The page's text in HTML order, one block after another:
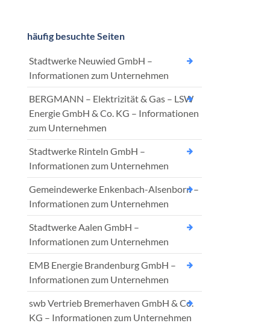
häufig besuchte Seiten
Stadtwerke Neuwied GmbH –
Informationen zum Unternehmen
BERGMANN – Elektrizität & Gas – LSW
Energie GmbH & Co. KG – Informationen
zum Unternehmen
Stadtwerke Rinteln GmbH –
Informationen zum Unternehmen
Gemeindewerke Enkenbach-Alsenborn –
Informationen zum Unternehmen
Stadtwerke Aalen GmbH –
Informationen zum Unternehmen
EMB Energie Brandenburg GmbH –
Informationen zum Unternehmen
swb Vertrieb Bremerhaven GmbH & Co.
KG – Informationen zum Unternehmen